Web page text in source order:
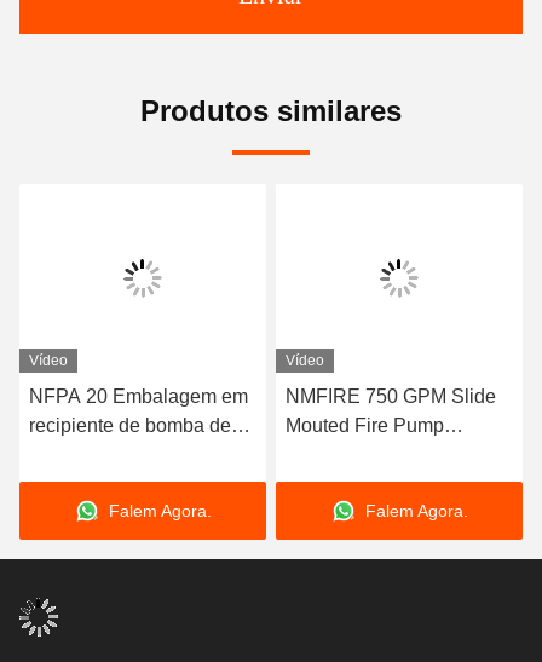
Produtos similares
Vídeo
NFPA 20 Embalagem em
recipiente de bomba de
deslizamento aprovada
Falem Agora.
Vídeo
NMFIRE 750 GPM Slide
Mouted Fire Pump
EDJ Fire Pump System
(Sistema de bomba de
incêndio EDJ)
Falem Agora.